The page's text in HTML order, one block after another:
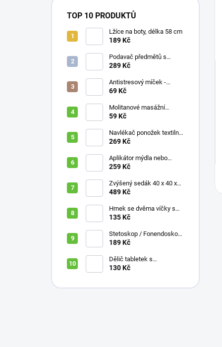
TOP 10 PRODUKTŮ
Lžíce na boty, délka 58 cm
189 Kč
Podavač předmětů s
magnetem / prodloužená
81 / 90 cm
289 Kč
Antistresový míček -
průměr 75 mm, mix barev
69 Kč
Molitanové masážní
míčky, různé velikosti
59 Kč
Navlékač ponožek textilní
s plastovou vložkou
269 Kč
Aplikátor mýdla nebo
krému se zásobníkem a
259 Kč
Zvýšený sedák 40 x 40 x
10 cm
489 Kč
Hrnek se dvěma víčky s
krátkými náustky, nápoje,
barvy
135 Kč
Stetoskop / Fonendoskop
pro zdravotnický personál,
189 Kč
Dělič tabletek s
bezpečným uložením léků
130 Kč